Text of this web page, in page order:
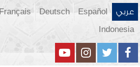
عربي Español
Deutsch
Français
Indonesia